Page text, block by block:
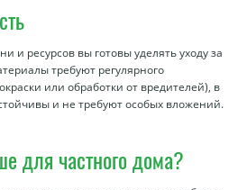
и ресурсов вы готовы уделять уходу за
требуют регулярного
или обработки от вредителей), в
и не требуют особых вложений.
для частного дома?